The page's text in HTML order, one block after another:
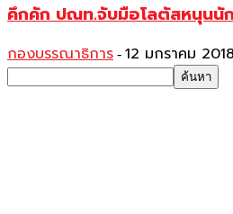
คึกคัก ปณท.จับมือโลตัสหนุนนัก
กองบรรณาธิการ - 12 มกราคม 2018